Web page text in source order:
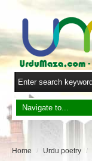
Home / Urdu poetry /